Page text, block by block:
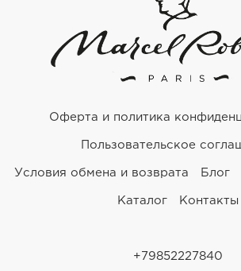
Оферта и политика
Пользовательское
Условия обмена и возврата Блог
Каталог Контакты
+79852227840